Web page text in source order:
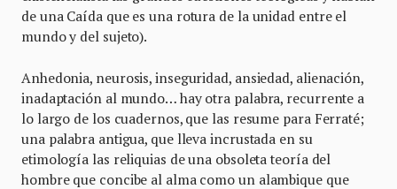
de una Caída que es una rotura de la unidad entre el
mundo y del sujeto).
Anhedonia, neurosis, inseguridad, ansiedad, alienación,
inadaptación al mundo… hay otra palabra, recurrente a
lo largo de los cuadernos, que las resume para Ferraté;
una palabra antigua, que lleva incrustada en su
etimología las reliquias de una obsoleta teoría del
hombre que concibe al alma como un alambique que